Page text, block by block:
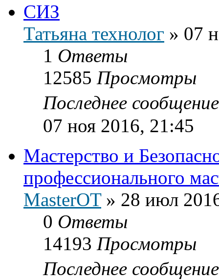
СИЗ
Татьяна технолог » 07
1 Ответы
12585 Просмотры
Последнее
07 ноя 2016, 21:45
Мастерство и
профессионального
MasterOT» 28 июл
0 Ответы
14193 Просмотры
Последнее